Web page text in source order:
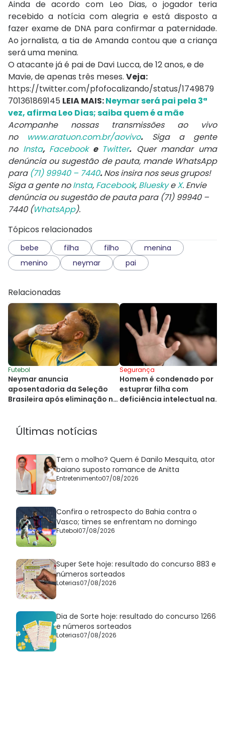
Ainda de acordo com Leo Dias, o jogador teria
recebido a notícia com alegria e está disposto a
fazer exame de DNA para confirmar a paternidade.
Ao jornalista, a tia de Amanda contou que a criança
será uma menina.
O atacante já é pai de Davi Lucca, de 12 anos, e de
Mavie, de apenas três meses. Veja:
https://twitter.com/pfofocalizando/status/1749879
701361869145 LEIA MAIS:Neymar será pai pela 3ª
vez, afirma Leo Dias; saiba quem é a mãe
Acompanhe nossas transmissões ao vivo
no www.aratuon.com.br/aovivo. Siga a gente
no Insta, Facebooke Twitter. Quer mandar uma
denúncia ou sugestão de pauta, mande WhatsApp
para (71) 99940 – 7440.Nos insira nos seus grupos!
Siga a gente noInsta, Facebook, BlueskyeX. Envie
denúncia ou sugestão de pauta para (71) 99940 –
7440 (WhatsApp).
Tópicos relacionados
bebe filha filho
menina
menino
neymar pai
Relacionadas
Futebol
Neymar anuncia
aposentadoria da Seleção
Brasileira após eliminação na
Segurança
Homem é condenado por
estuprar filha com
deficiência intelectual na
Últimas notícias
Tem o molho? Quem é Danilo Mesquita, ator
baiano suposto romance de Anitta
Entretenimento07/08/2026
Confira o retrospecto do Bahia contra o
Vasco; times se enfrentam no domingo
Futebol07/08/2026
Super Sete hoje: resultado do concurso 883 e
números sorteados
Loterias07/08/2026
Dia de Sorte hoje: resultado do concurso 1266
e números sorteados
Loterias07/08/2026